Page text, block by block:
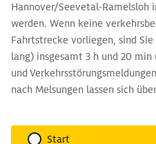
Hannover/Seevetal-Ramelsloh
werden. Wenn keine
Fahrtstrecke vorliegen, sind
lang) insgesamt 3 h und 20
und
nach Melsungen lassen sich
Start